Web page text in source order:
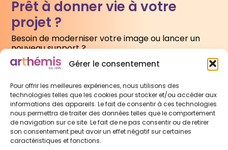
Gérer le consentement
Pour offrir les meilleures expériences, nous utilisons des
technologies telles que les cookies pour stocker et/ou accéder aux
informations des appareils. Le fait de consentir à ces technologies
nous permettra de traiter des données telles que le comportement
de navigation sur ce site. Le fait de ne pas consentir ou de retirer
son consentement peut avoir un effet négatif sur certaines
caractéristiques et fonctions.
Prêt à donner vie à votre
projet ?
Besoin de moderniser votre image ou lancer un
nouveau support ?